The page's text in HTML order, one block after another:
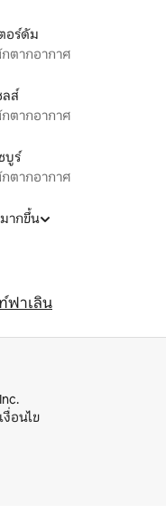
อร์ดัม
ตากอากาศ
ลส์
ตากอากาศ
บูร์
ตากอากาศ
ากขึ้น
ฟาเลิน
เงื่อนไข